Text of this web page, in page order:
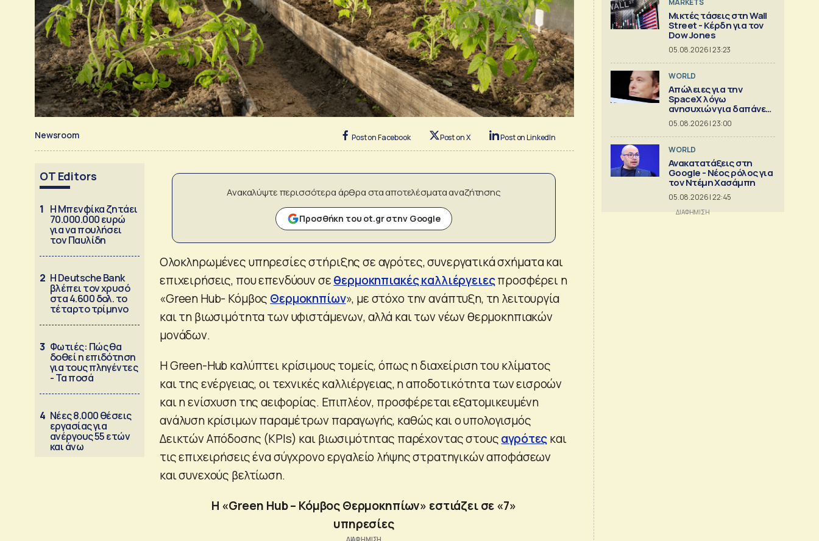
Newsroom Post on Facebook Post on X Post on LinkedIn
OT Editors
1 Η Μπενφίκα ζητάει
70.000.000 ευρώ
για να πουλήσει
τον Παυλίδη
2 Η Deutsche Bank
βλέπει τον χρυσό
στα 4.600 δολ. το
τέταρτο τρίμηνο
3 Φωτιές: Πώς θα
δοθεί η επιδότηση
για τους πληγέντες
- Τα ποσά
4 Νέες 8.000 θέσεις
εργασίας για
ανέργους 55 ετών
και άνω
Ανακαλύψτε περισσότερα άρθρα στα αποτελέσματα αναζήτησης
Προσθήκη του ot.gr στην Google
Ολοκληρωμένες υπηρεσίες στήριξης σε αγρότες, συνεργατικά σχήματα και
επιχειρήσεις, που επενδύουν σεθερμοκηπιακές καλλιέργειεςπροσφέρει η
«Green Hub- Κόμβος Θερμοκηπίων», με στόχο την ανάπτυξη, τη λειτουργία
και τη βιωσιμότητα των υφιστάμενων, αλλά και των νέων θερμοκηπιακών
μονάδων.
Η Green-Hub καλύπτει κρίσιμους τομείς, όπως η διαχείριση του κλίματος
και της ενέργειας, οι τεχνικές καλλιέργειας, η αποδοτικότητα των εισροών
και η ενίσχυση της αειφορίας. Επιπλέον, προσφέρεται εξατομικευμένη
ανάλυση κρίσιμων παραμέτρων παραγωγής, καθώς και ο υπολογισμός
Δεικτών Απόδοσης (KPIs) και βιωσιμότητας παρέχοντας στουςαγρότεςκαι
τις επιχειρήσεις ένα σύγχρονο εργαλείο λήψης στρατηγικών αποφάσεων
και συνεχούς βελτίωση.
Η «Green Hub – Κόμβος Θερμοκηπίων» εστιάζει σε «7»
υπηρεσίες
MARKETS
Μικτές τάσεις στη Wall
Street - Κέρδη για τον
Dow Jones
05.08.2026 | 23:23
WORLD
Απώλειες για την
SpaceX λόγω
ανησυχιών για δαπάνες
ΑΙ
05.08.2026 | 23:00
WORLD
Ανακατατάξεις στη
Google - Νέος ρόλος για
τον Ντέμη Χασάμπη
05.08.2026 | 22:45